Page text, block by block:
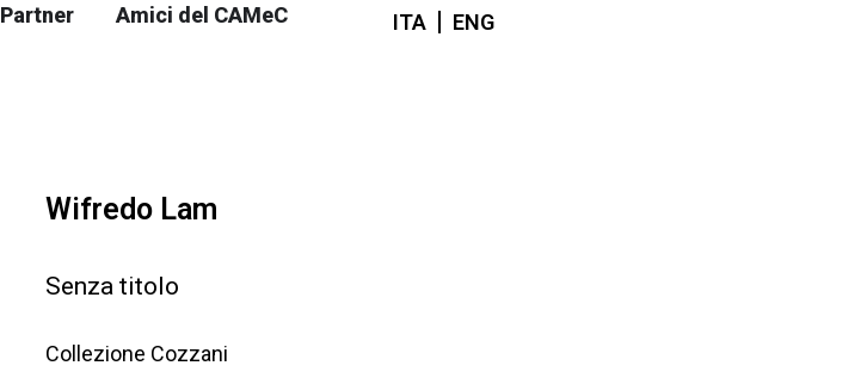
Partner
Amici del CAMeC
ITA ENG
Wifredo Lam
Senza titolo
Collezione Cozzani